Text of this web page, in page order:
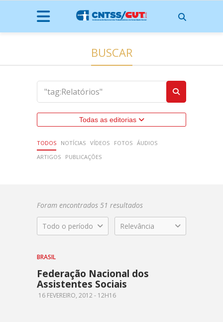
BUSCAR
Todas as editorias
TODOS NOTÍCIAS VÍDEOS FOTOS ÁUDIOS
ARTIGOS
PUBLICAÇÕES
Foram encontrados 51 resultados
Todo o período Relevância
BRASIL
Federação Nacional dos
Assistentes Sociais
16 FEVEREIRO, 2012 - 12H16